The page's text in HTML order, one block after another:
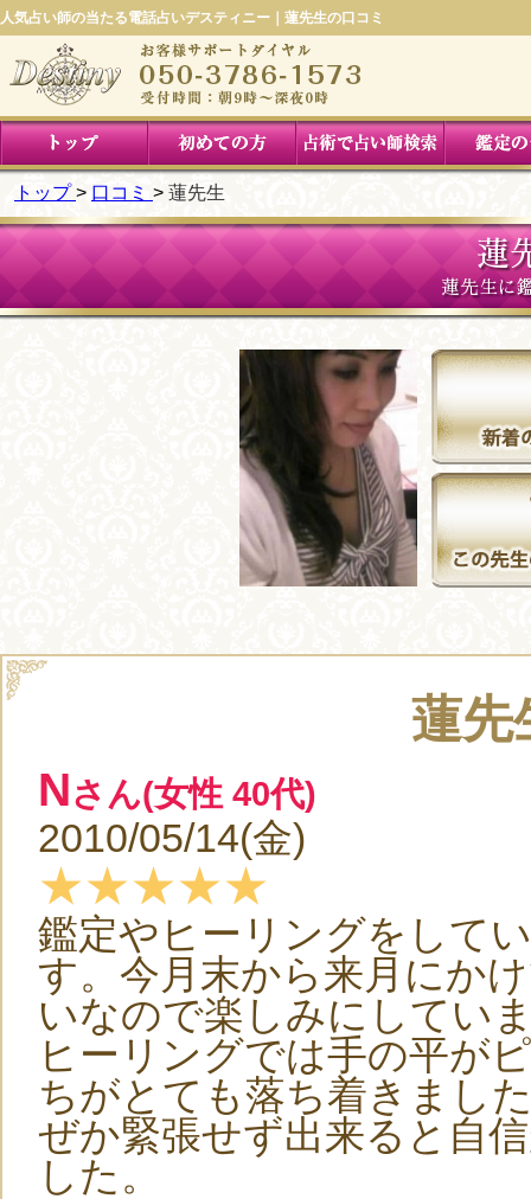
人気占い師の当たる電話占いデスティニー｜蓮先生の口コミ
トップ 口コミ 蓮先生
蓮
蓮先生に
蓮先
Nさん(女性 40代)
2010/05/14(金)
★★★★★
鑑定やヒーリングをして
す。今月末から来月にか
いなので楽しみにしてい
ヒーリングでは手の平が
ちがとても落ち着きまし
ぜか緊張せず出来ると自
した。